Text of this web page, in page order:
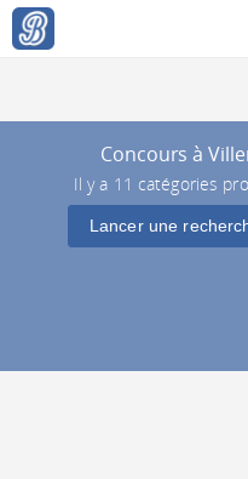
Concours à
Il y a 11 catégories
Lancer une